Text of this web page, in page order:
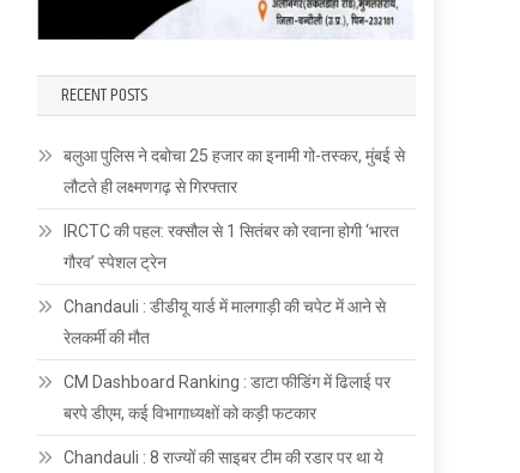
RECENT POSTS
बलुआ पुलिस ने दबोचा 25 हजार का इनामी गो-तस्कर, मुंबई से
लौटते ही लक्ष्मणगढ़ से गिरफ्तार
IRCTC की पहल: रक्सौल से 1 सितंबर को रवाना होगी ‘भारत
गौरव’ स्पेशल ट्रेन
Chandauli : डीडीयू यार्ड में मालगाड़ी की चपेट में आने से
रेलकर्मी की मौत
CM Dashboard Ranking : डाटा फीडिंग में ढिलाई पर
बरपे डीएम, कई विभागाध्यक्षों को कड़ी फटकार
Chandauli : 8 राज्यों की साइबर टीम की रडार पर था ये